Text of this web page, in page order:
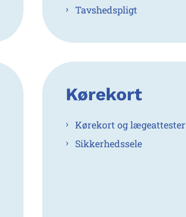
Tavshedspligt
Kørekort
Kørekort og lægeattester
Sikkerhedssele